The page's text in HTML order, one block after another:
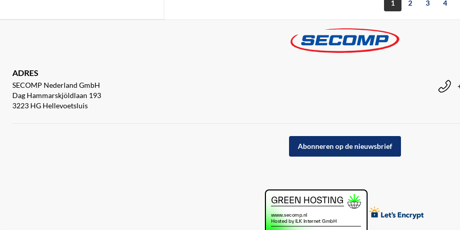
1 2 3 4
ADRES
SECOMP Nederland GmbH
Dag Hammarskjöldlaan 193
3223 HG Hellevoetsluis
Abonneren op de nieuwsbrief